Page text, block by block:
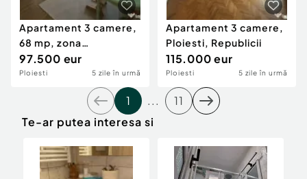
Apartament 3 camere,
68 mp, zona
Ultracentral
97.500 eur
Ploiesti 5 zile în urmă
Apartament 3 camere,
Ploiesti, Republicii
115.000 eur
Ploiesti 5 zile în urmă
1 ...
11
Te-ar putea interesa si